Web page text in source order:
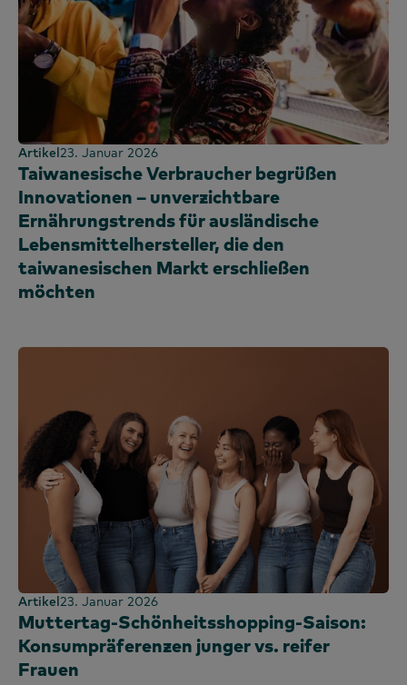
Artikel23. Januar 2026
Taiwanesische Verbraucher begrüßen
Innovationen – unverzichtbare
Ernährungstrends für ausländische
Lebensmittelhersteller, die den
taiwanesischen Markt erschließen
möchten
Artikel23. Januar 2026
Muttertag-Schönheitsshopping-Saison:
Konsumpräferenzen junger vs. reifer
Frauen